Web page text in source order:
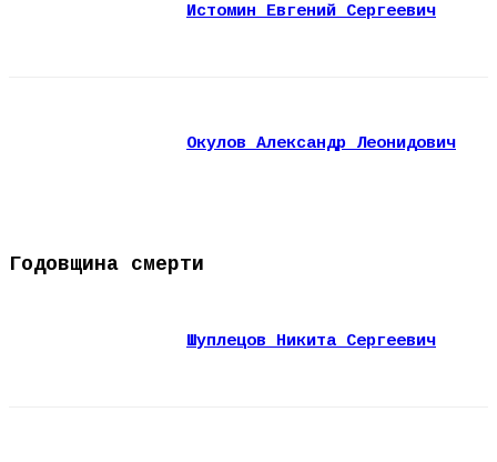
Истомин Евгений Сергеевич
Окулов Александр Леонидович
Годовщина смерти
Шуплецов Никита Сергеевич